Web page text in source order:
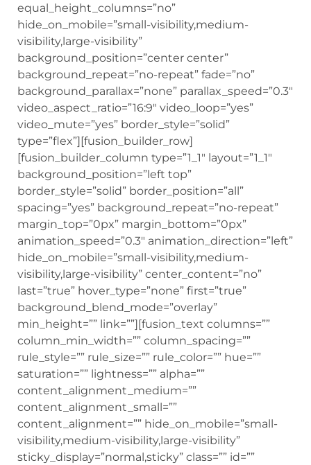
equal_height_columns=”no”
hide_on_mobile=”small-visibility,medium-
visibility,large-visibility”
background_position=”center center”
background_repeat=”no-repeat” fade=”no”
background_parallax=”none” parallax_speed=”0.3″
video_aspect_ratio=”16:9″ video_loop=”yes”
video_mute=”yes” border_style=”solid”
type=”flex”][fusion_builder_row]
[fusion_builder_column type=”1_1″ layout=”1_1″
background_position=”left top”
border_style=”solid” border_position=”all”
spacing=”yes” background_repeat=”no-repeat”
margin_top=”0px” margin_bottom=”0px”
animation_speed=”0.3″ animation_direction=”left”
hide_on_mobile=”small-visibility,medium-
visibility,large-visibility” center_content=”no”
last=”true” hover_type=”none” first=”true”
background_blend_mode=”overlay”
min_height=”” link=””][fusion_text columns=””
column_min_width=”” column_spacing=””
rule_style=”” rule_size=”” rule_color=”” hue=””
saturation=”” lightness=”” alpha=””
content_alignment_medium=””
content_alignment_small=””
content_alignment=”” hide_on_mobile=”small-
visibility,medium-visibility,large-visibility”
sticky_display=”normal,sticky” class=”” id=””